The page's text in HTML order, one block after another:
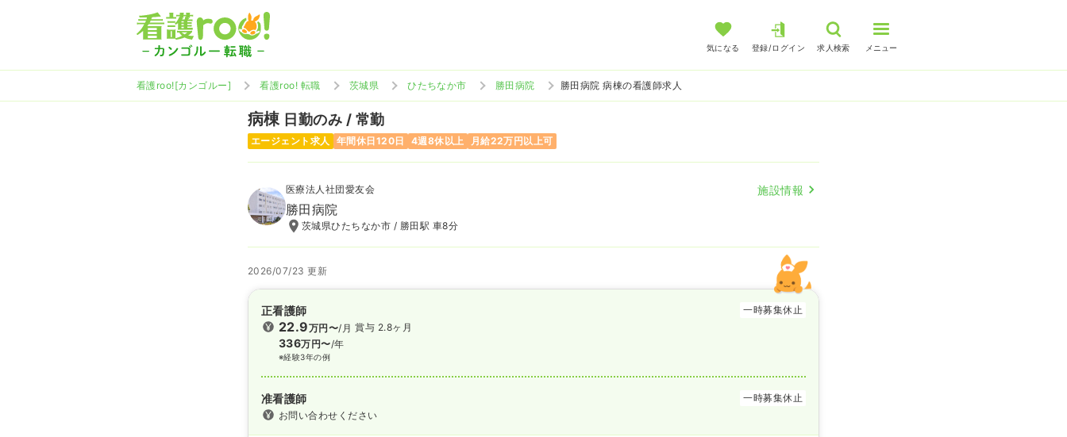
気になる 登録/ログイン 求人検索 メニュー
看護roo![カンゴルー] 看護roo! 転職 茨城県 ひたちなか市 勝田病院 勝田病院 病棟の看護師求人
病棟 日勤のみ / 常勤
エージェント求人 年間休日120日 4週8休以上 月給22万円以上可
医療法人社団愛友会 施設情報
勝田病院
茨城県ひたちなか市 / 勝田駅 車8分
2026/07/23 更新
正看護師 一時募集休止
22.9万円〜/月
336万円〜/年
※経験3年の例
賞与 2.8ヶ月
准看護師
一時募集休止
お問い合わせください